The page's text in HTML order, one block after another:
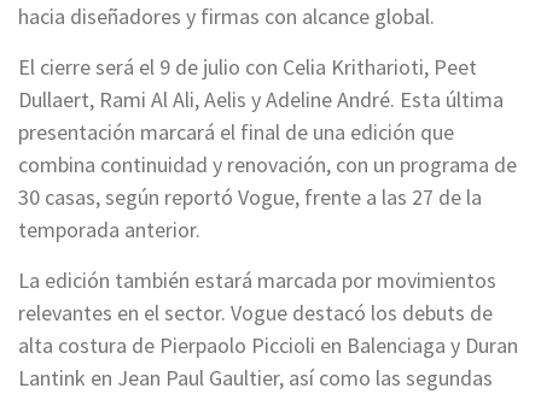
hacia diseñadores y firmas con alcance global.
El cierre será el 9 de julio con Celia Kritharioti, Peet
Dullaert, Rami Al Ali, Aelis y Adeline André. Esta última
presentación marcará el final de una edición que
combina continuidad y renovación, con un programa de
30 casas, según reportó Vogue, frente a las 27 de la
temporada anterior.
La edición también estará marcada por movimientos
relevantes en el sector. Vogue destacó los debuts de
alta costura de Pierpaolo Piccioli en Balenciaga y Duran
Lantink en Jean Paul Gaultier, así como las segundas